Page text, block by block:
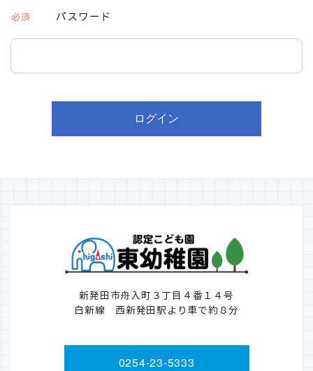
パスワード
必須
新発田市舟入町３丁目４番１４号
白新線 西新発田駅より車で約８分
0254-23-5333